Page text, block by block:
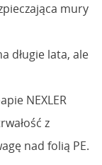
mury
długie lata, ale
NEXLER
z
nad folią PE.